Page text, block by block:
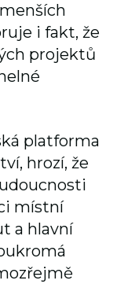
i fakt, že
projektů
platforma
hrozí, že
místní
a hlavní